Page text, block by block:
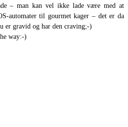
– man kan vel ikke lade være med at
automater til gourmet kager – det er da
er gravid og har den craving;-)
way:-)